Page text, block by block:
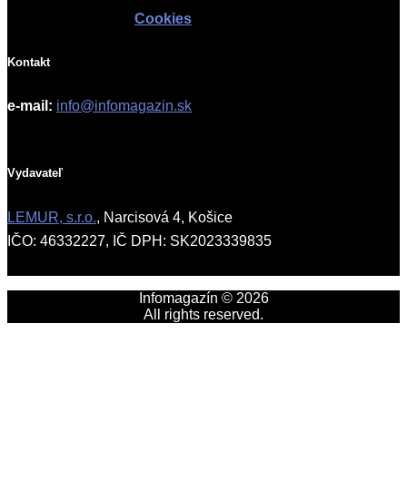
Cookies
Kontakt
e-mail: info@infomagazin.sk
Vydavateľ
LEMUR, s.r.o., Narcisová 4, Košice
IČO: 46332227, IČ DPH: SK2023339835
Infomagazín © 2026
All rights reserved.